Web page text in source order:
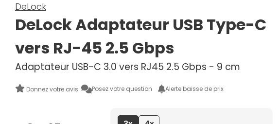
DeLock
DeLock Adaptateur USB Type-C
vers RJ-45 2.5 Gbps
Adaptateur USB-C 3.0 vers RJ45 2.5 Gbps - 9 cm
Donnez votre avis Posez votre question Alerte baisse de prix